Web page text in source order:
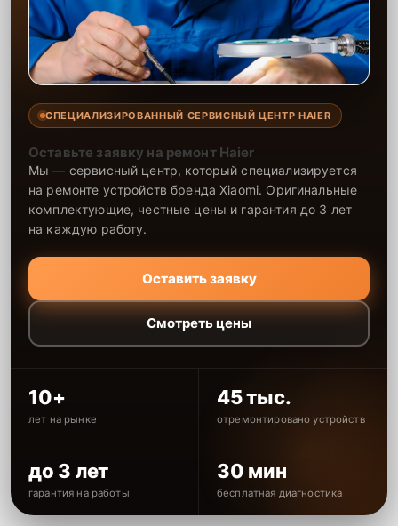
СПЕЦИАЛИЗИРОВАННЫЙ СЕРВИСНЫЙ ЦЕНТР HAIER
Оставьте заявку на ремонт Haier
Мы — сервисный центр, который специализируется
на ремонте устройств бренда Xiaomi. Оригинальные
комплектующие, честные цены и гарантия до 3 лет
на каждую работу.
Оставить заявку
Смотреть цены
10+
лет на рынке
45 тыс.
отремонтировано устройств
до 3 лет
гарантия на работы
30 мин
бесплатная диагностика